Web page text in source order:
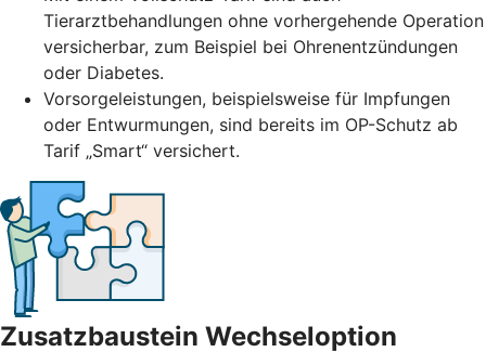
Tierarztbehandlungen ohne vorhergehende Operation
versicherbar, zum Beispiel bei Ohrenentzündungen
oder Diabetes.
Vorsorgeleistungen, beispielsweise für Impfungen
oder Entwurmungen, sind bereits im OP-Schutz ab
Tarif „Smart“ versichert.
Zusatzbaustein Wechseloption